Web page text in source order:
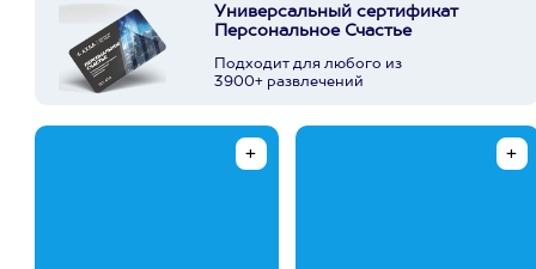
Универсальный сертификат
Персональное Счастье
Подходит для любого из
3900+ развлечений